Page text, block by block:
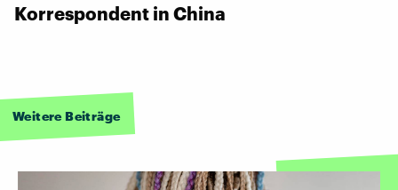
Korrespondent in China
Weitere Beiträge